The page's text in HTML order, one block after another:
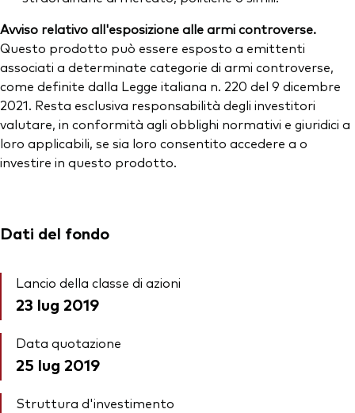
Avviso relativo all'esposizione alle armi controverse.
Questo prodotto può essere esposto a emittenti
associati a determinate categorie di armi controverse,
come definite dalla Legge italiana n. 220 del 9 dicembre
2021. Resta esclusiva responsabilità degli investitori
valutare, in conformità agli obblighi normativi e giuridici a
loro applicabili, se sia loro consentito accedere a o
investire in questo prodotto.
Dati del fondo
Lancio della classe di azioni
23 lug 2019
Data quotazione
25 lug 2019
Struttura d'investimento